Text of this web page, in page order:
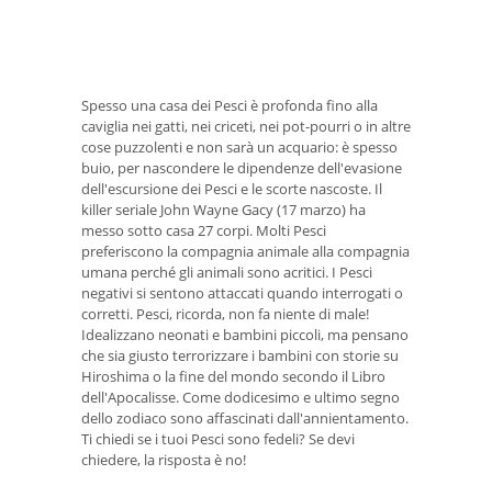
Spesso una casa dei Pesci è profonda fino alla
caviglia nei gatti, nei criceti, nei pot-pourri o in altre
cose puzzolenti e non sarà un acquario: è spesso
buio, per nascondere le dipendenze dell'evasione
dell'escursione dei Pesci e le scorte nascoste. Il
killer seriale John Wayne Gacy (17 marzo) ha
messo sotto casa 27 corpi. Molti Pesci
preferiscono la compagnia animale alla compagnia
umana perché gli animali sono acritici. I Pesci
negativi si sentono attaccati quando interrogati o
corretti. Pesci, ricorda, non fa niente di male!
Idealizzano neonati e bambini piccoli, ma pensano
che sia giusto terrorizzare i bambini con storie su
Hiroshima o la fine del mondo secondo il Libro
dell'Apocalisse. Come dodicesimo e ultimo segno
dello zodiaco sono affascinati dall'annientamento.
Ti chiedi se i tuoi Pesci sono fedeli? Se devi
chiedere, la risposta è no!